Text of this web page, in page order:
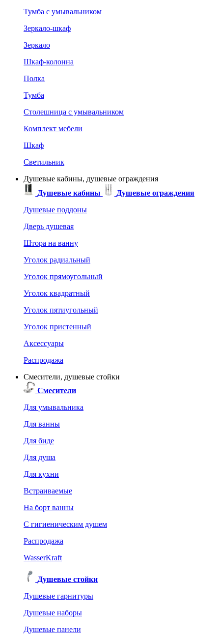
Тумба с умывальником
Зеркало-шкаф
Зеркало
Шкаф-колонна
Полка
Тумба
Столешница с умывальником
Комплект мебели
Шкаф
Светильник
Душевые кабины, душевые ограждения
Душевые кабины
Душевые ограждения
Душевые поддоны
Дверь душевая
Штора на ванну
Уголок радиальный
Уголок прямоугольный
Уголок квадратный
Уголок пятиугольный
Уголок пристенный
Аксессуары
Распродажа
Смесители, душевые стойки
Смесители
Для умывальника
Для ванны
Для биде
Для душа
Для кухни
Встраиваемые
На борт ванны
C гигиеническим душем
Распродажа
WasserKraft
Душевые стойки
Душевые гарнитуры
Душевые наборы
Душевые панели